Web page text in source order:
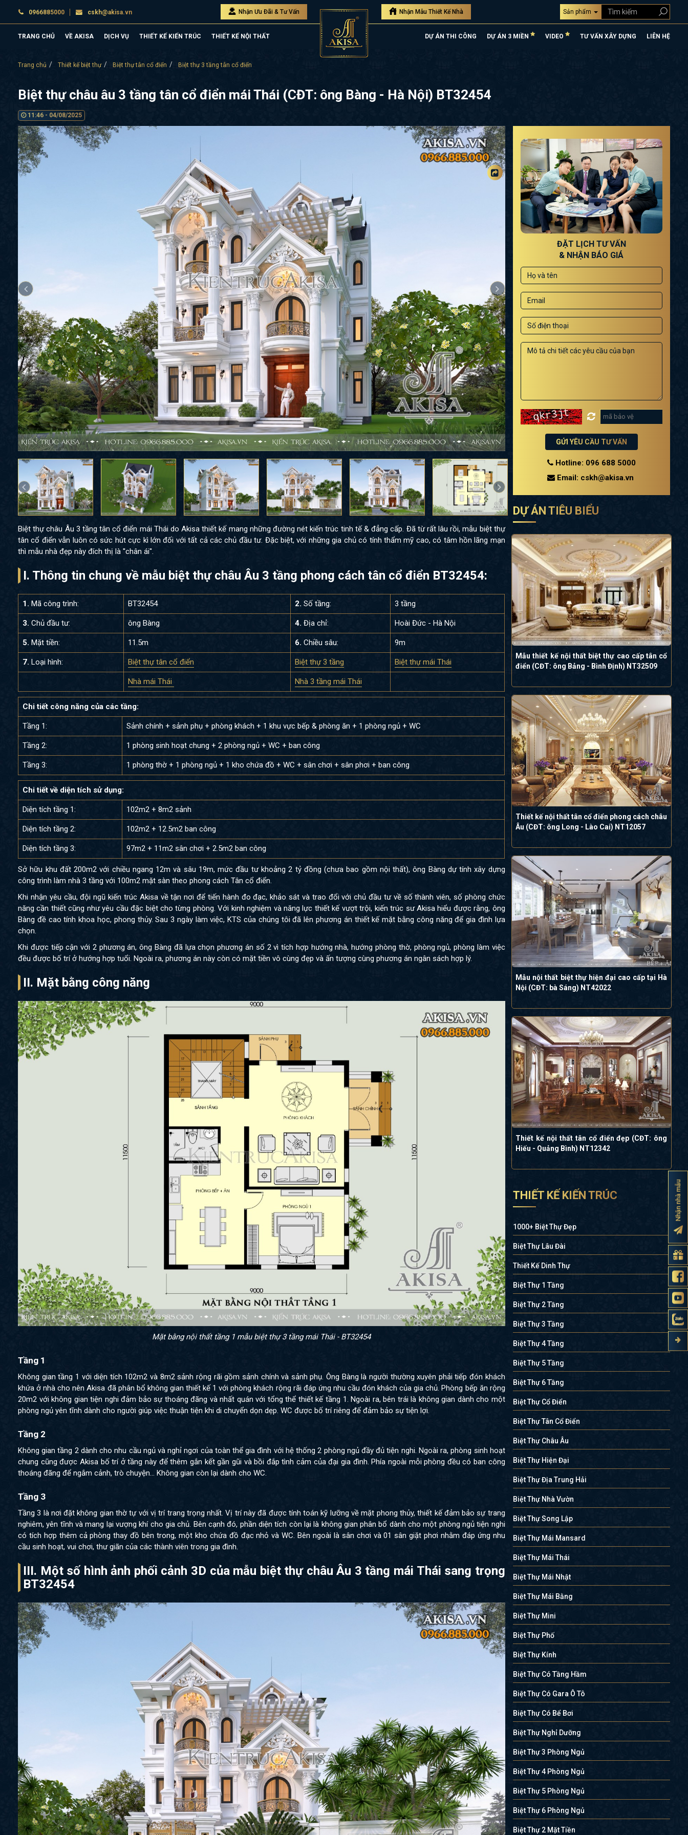
0966885000 cskh@akisa.vn Nhận Ưu Đãi & Tư Vấn Nhận Mẫu Thiết Kế Nhà Sản phẩm
TRANG CHỦ VỀ AKISA DỊCH VỤ THIẾT KẾ KIẾN TRÚC THIẾT KẾ NỘI THẤT DỰ ÁN THI CÔNG DỰ ÁN 3 MIỀN VIDEO TƯ VẤN XÂY DỰNG LIÊN HỆ
Trang chủ Thiết kế biệt thự Biệt thự tân cổ điển Biệt thự 3 tầng tân cổ điển
Biệt thự châu âu 3 tầng tân cổ điển mái Thái (CĐT: ông Bàng - Hà Nội) BT32454
11:46 - 04/08/2025
Biệt thự châu Âu 3 tầng tân cổ điển mái Thái do Akisa thiết kế mang những đường nét kiến trúc tinh tế & đẳng cấp. Đã từ rất lâu rồi, mẫu biệt thự
tân cổ điển vẫn luôn có sức hút cực kì lớn đối với tất cả các chủ đầu tư. Đặc biệt, với những gia chủ có tính thẩm mỹ cao, có tâm hồn lãng mạn
thì mẫu nhà đẹp này đích thị là ''chân ái''.
I. Thông tin chung về mẫu biệt thự châu Âu 3 tầng phong cách tân cổ điển BT32454:
1. Mã công trình: BT32454 2. Số tầng: 3 tầng
3. Chủ đầu tư: ông Bàng 4. Địa chỉ: Hoài Đức - Hà Nội
5. Mặt tiền: 11.5m 6. Chiều sâu: 9m
7. Loại hình: Biệt thự tân cổ điển Biệt thự 3 tầng Biệt thự mái Thái
Nhà mái Thái Nhà 3 tầng mái Thái
Chi tiết công năng của các tầng:
Tầng 1: Sảnh chính + sảnh phụ + phòng khách + 1 khu vực bếp & phòng ăn + 1 phòng ngủ + WC
Tầng 2: 1 phòng sinh hoạt chung + 2 phòng ngủ + WC + ban công
Tầng 3: 1 phòng thờ + 1 phòng ngủ + 1 kho chứa đồ + WC + sân chơi + sân phơi + ban công
Chi tiết về diện tích sử dụng:
Diện tích tầng 1: 102m2 + 8m2 sảnh
Diện tích tầng 2: 102m2 + 12.5m2 ban công
Diện tích tầng 3: 97m2 + 11m2 sân chơi + 2.5m2 ban công
Sở hữu khu đất 200m2 với chiều ngang 12m và sâu 19m, mức đầu tư khoảng 2 tỷ đồng (chưa bao gồm nội thất), ông Bàng dự tính xây dựng
công trình làm nhà 3 tầng với 100m2 mặt sàn theo phong cách Tân cổ điển.
Khi nhận yêu cầu, đội ngũ kiến trúc Akisa về tận nơi để tiến hành đo đạc, khảo sát và trao đổi với chủ đầu tư về số thành viên, số phòng chức
năng cần thiết cũng như yêu cầu đặc biệt cho từng phòng. Với kinh nghiệm và năng lực thiết kế vượt trội, kiến trúc sư Akisa hiểu được rằng, ông
Bàng đề cao tính khoa học, phong thủy. Sau 3 ngày làm việc, KTS của chúng tôi đã lên phương án thiết kế mặt bằng công năng để gia đình lựa
chọn.
Khi được tiếp cận với 2 phương án, ông Bàng đã lựa chọn phương án số 2 vì tích hợp hướng nhà, hướng phòng thờ, phòng ngủ, phòng làm việc
đều được bố trí ở hướng hợp tuổi. Ngoài ra, phương án này còn có mặt tiền vô cùng đẹp và ấn tượng cùng phương án ngân sách hợp lý.
II. Mặt bằng công năng
Mặt bằng nội thất tầng 1 mẫu biệt thự 3 tầng mái Thái - BT32454
Tầng 1
Không gian tầng 1 với diện tích 102m2 và 8m2 sảnh rộng rãi gồm sảnh chính và sảnh phụ. Ông Bàng là người thường xuyên phải tiếp đón khách
khứa ở nhà cho nên Akisa đã phân bổ không gian thiết kế 1 với phòng khách rộng rãi đáp ứng nhu cầu đón khách của gia chủ. Phòng bếp ăn rộng
20m2 với không gian tiện nghi đảm bảo sự thoáng đãng và nhất quán với tổng thể thiết kế tầng 1. Ngoài ra, bên trái là không gian dành cho một
phòng ngủ yên tĩnh dành cho người giúp việc thuận tiện khi di chuyển dọn dẹp. WC được bố trí riêng để đảm bảo sự tiện lợi.
Tầng 2
Không gian tầng 2 dành cho nhu cầu ngủ và nghỉ ngơi của toàn thể gia đình với hệ thống 2 phòng ngủ đầy đủ tiện nghi. Ngoài ra, phòng sinh hoạt
chung cũng được Akisa bố trí ở tầng này để thêm gắn kết gần gũi và bồi đắp tình cảm của đại gia đình. Phía ngoài mỗi phòng đều có ban công
thoáng đãng để ngắm cảnh, trò chuyện… Không gian còn lại dành cho WC.
Tầng 3
Tầng 3 là nơi đặt không gian thờ tự với vị trí trang trọng nhất. Vị trí này đã được tính toán kỹ lưỡng về mặt phong thủy, thiết kế đảm bảo sự trang
nghiêm, yên tĩnh và mang lại vượng khí cho gia chủ. Bên cạnh đó, phần diện tích còn lại là không gian phân bổ dành cho một phòng ngủ tiện nghi
có tích hợp thêm cả phòng thay đồ bên trong, một kho chứa đồ đạc nhỏ và WC. Bên ngoài là sân chơi và 01 sân giặt phơi nhằm đáp ứng nhu
cầu sinh hoạt, vui chơi, thư giãn của các thành viên trong gia đình.
III. Một số hình ảnh phối cảnh 3D của mẫu biệt thự châu Âu 3 tầng mái Thái sang trọng
BT32454
ĐẶT LỊCH TƯ VẤN
& NHẬN BÁO GIÁ
GỬI YÊU CẦU TƯ VẤN
Hotline: 096 688 5000
Email: cskh@akisa.vn
DỰ ÁN TIÊU BIỂU
Mẫu thiết kế nội thất biệt thự cao cấp tân cổ
điển (CĐT: ông Bảng - Bình Định) NT32509
Thiết kế nội thất tân cổ điển phong cách châu
Âu (CĐT: ông Long - Lào Cai) NT12057
Mẫu nội thất biệt thự hiện đại cao cấp tại Hà
Nội (CĐT: bà Sáng) NT42022
Thiết kế nội thất tân cổ điển đẹp (CĐT: ông
Hiếu - Quảng Bình) NT12342
THIẾT KẾ KIẾN TRÚC
1000+ Biệt Thự Đẹp
Biệt Thự Lâu Đài
Thiết Kế Dinh Thự
Biệt Thự 1 Tầng
Biệt Thự 2 Tầng
Biệt Thự 3 Tầng
Biệt Thự 4 Tầng
Biệt Thự 5 Tầng
Biệt Thự 6 Tầng
Biệt Thự Cổ Điển
Biệt Thự Tân Cổ Điển
Biệt Thự Châu Âu
Biệt Thự Hiện Đại
Biệt Thự Địa Trung Hải
Biệt Thự Nhà Vườn
Biệt Thự Song Lập
Biệt Thự Mái Mansard
Biệt Thự Mái Thái
Biệt Thự Mái Nhật
Biệt Thự Mái Bằng
Biệt Thự Mini
Biệt Thự Phố
Biệt Thự Kính
Biệt Thự Có Tầng Hầm
Biệt Thự Có Gara Ô Tô
Biệt Thự Có Bể Bơi
Biệt Thự Nghỉ Dưỡng
Biệt Thự 3 Phòng Ngủ
Biệt Thự 4 Phòng Ngủ
Biệt Thự 5 Phòng Ngủ
Biệt Thự 6 Phòng Ngủ
Biệt Thự 2 Mặt Tiền
Nhận nhà mẫu